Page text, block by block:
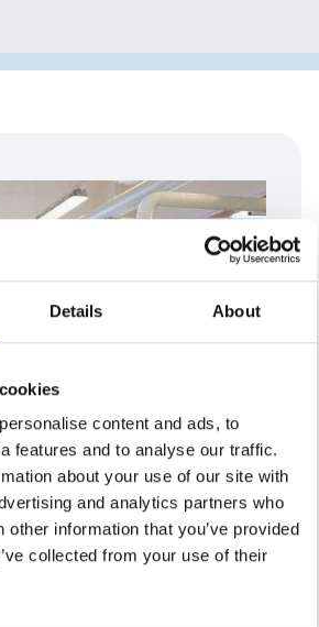
Details About
content and ads, to
features and to analyse our traffic.
about your use of our site with
and analytics partners who
other information that you’ve provided
collected from your use of their